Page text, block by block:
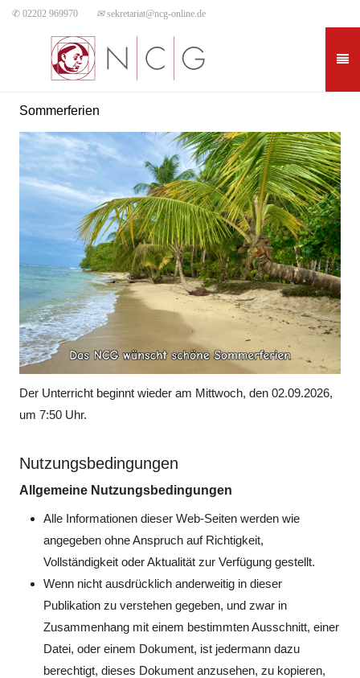
✆ 02202 969970 ✉sekretariat@ncg-online.de
Sommerferien
Der Unterricht beginnt wieder am Mittwoch, den 02.09.2026,
um 7:50 Uhr.
Nutzungsbedingungen
Allgemeine Nutzungsbedingungen
Alle Informationen dieser Web-Seiten werden wie
angegeben ohne Anspruch auf Richtigkeit,
Vollständigkeit oder Aktualität zur Verfügung gestellt.
Wenn nicht ausdrücklich anderweitig in dieser
Publikation zu verstehen gegeben, und zwar in
Zusammenhang mit einem bestimmten Ausschnitt, einer
Datei, oder einem Dokument, ist jedermann dazu
berechtigt, dieses Dokument anzusehen, zu kopieren,